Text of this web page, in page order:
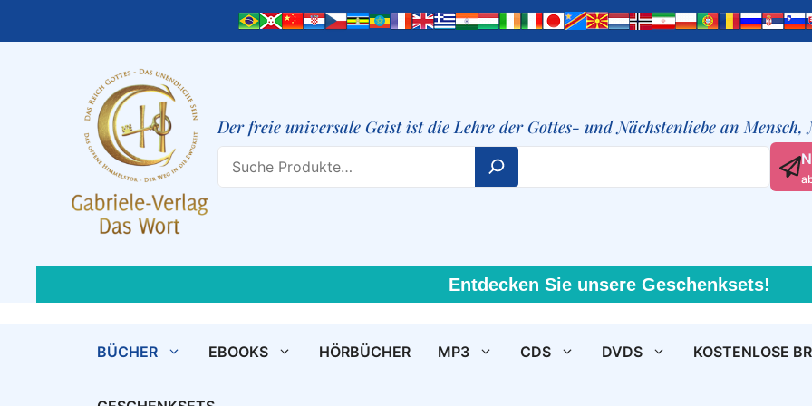
Der freie universale Geist ist die Lehre der Gottes- und Nächstenliebe an
Entdecken Sie unsere Geschenksets!
BÜCHER EBOOKS HÖRBÜCHER MP3 CDS DVDS KOSTENLOSE